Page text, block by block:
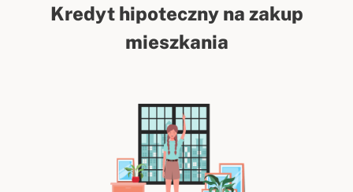
Kredyt hipoteczny na zakup
mieszkania